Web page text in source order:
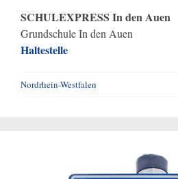
SCHULEXPRESS In den Auen
Grundschule In den Auen
Haltestelle
Nordrhein-Westfalen